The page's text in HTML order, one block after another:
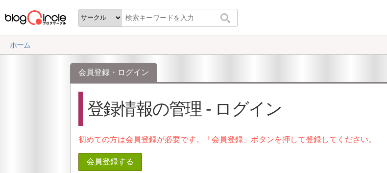
ホーム
会員登録・ログイン
登録情報の管理 - ログイン
初めての方は会員登録が必要です。「会員登録」ボタンを押して登録してください。
会員登録する